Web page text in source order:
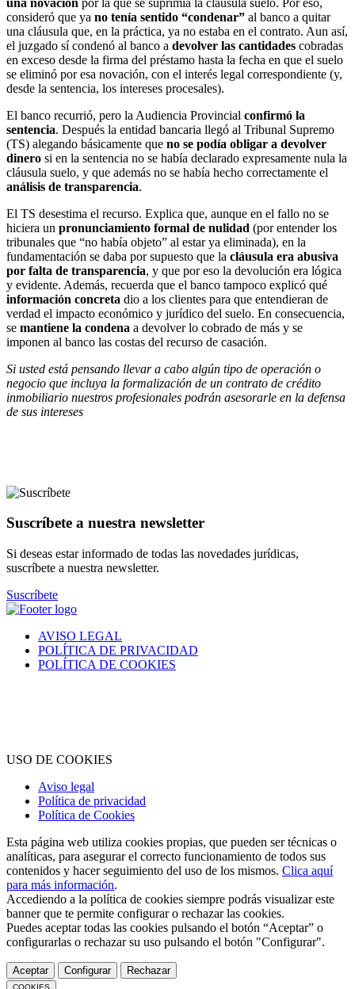
consideró que ya no tenía sentido “condenar” al banco a quitar
una cláusula que, en la práctica, ya no estaba en el contrato. Aun así,
el juzgado sí condenó al banco a devolver las cantidades cobradas
en exceso desde la firma del préstamo hasta la fecha en que el suelo
se eliminó por esa novación, con el interés legal correspondiente (y,
desde la sentencia, los intereses procesales).
El banco recurrió, pero la Audiencia Provincial confirmó la
sentencia. Después la entidad bancaria llegó al Tribunal Supremo
(TS) alegando básicamente que no se podía obligar a devolver
dinero si en la sentencia no se había declarado expresamente nula la
cláusula suelo, y que además no se había hecho correctamente el
análisis de transparencia.
El TS desestima el recurso. Explica que, aunque en el fallo no se
hiciera un pronunciamiento formal de nulidad (por entender los
tribunales que “no había objeto” al estar ya eliminada), en la
fundamentación se daba por supuesto que la cláusula era abusiva
por falta de transparencia, y que por eso la devolución era lógica
y evidente. Además, recuerda que el banco tampoco explicó qué
información concreta dio a los clientes para que entendieran de
verdad el impacto económico y jurídico del suelo. En consecuencia,
se mantiene la condena a devolver lo cobrado de más y se
imponen al banco las costas del recurso de casación.
Si usted está pensando llevar a cabo algún tipo de operación o
negocio que incluya la formalización de un contrato de crédito
inmobiliario nuestros profesionales podrán asesorarle en la defensa
de sus intereses
Suscríbete a nuestra newsletter
Si deseas estar informado de todas las novedades jurídicas,
suscríbete a nuestra newsletter.
Suscríbete
AVISO LEGAL
POLÍTICA DE PRIVACIDAD
POLÍTICA DE COOKIES
USO DE COOKIES
Aviso legal
Política de privacidad
Política de Cookies
Esta página web utiliza cookies propias, que pueden ser técnicas o
analíticas, para asegurar el correcto funcionamiento de todos sus
contenidos y hacer seguimiento del uso de los mismos. Clica aquí
para más información.
Accediendo a la política de cookies siempre podrás visualizar este
banner que te permite configurar o rechazar las cookies.
Puedes aceptar todas las cookies pulsando el botón “Aceptar” o
configurarlas o rechazar su uso pulsando el botón "Configurar".
Aceptar Configurar Rechazar
COOKIES